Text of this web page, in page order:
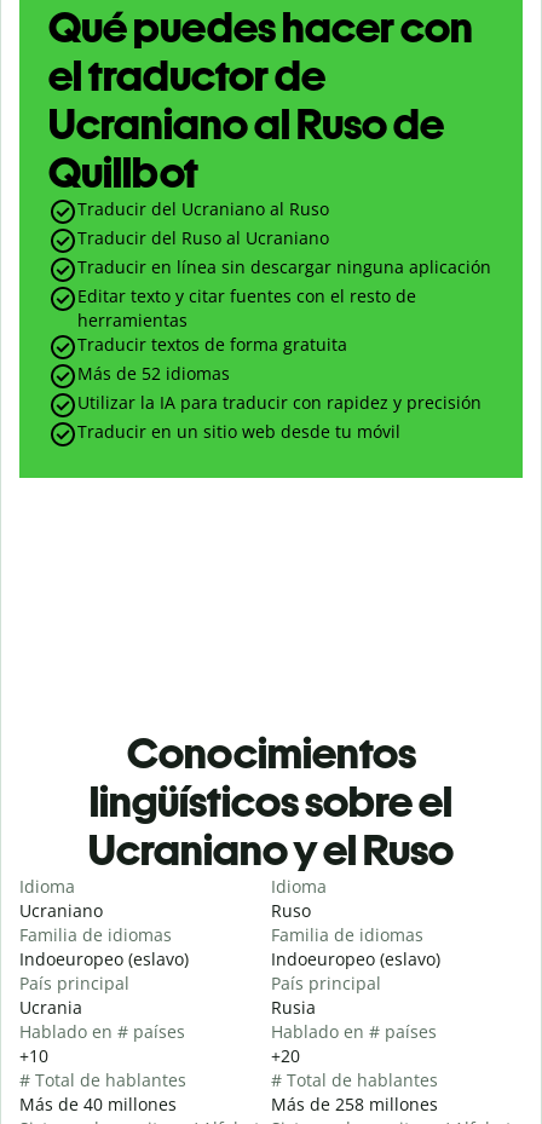
Qué puedes hacer con
el traductor de
Ucraniano al Ruso de
Quillbot
Traducir del Ucraniano al Ruso
Traducir del Ruso al Ucraniano
Traducir en línea sin descargar ninguna aplicación
Editar texto y citar fuentes con el resto de
herramientas
Traducir textos de forma gratuita
Más de 52 idiomas
Utilizar la IA para traducir con rapidez y precisión
Traducir en un sitio web desde tu móvil
Conocimientos
lingüísticos sobre el
Ucraniano y el Ruso
Idioma
Ucraniano
Familia de idiomas
Indoeuropeo (eslavo)
País principal
Ucrania
Hablado en # países
+10
# Total de hablantes
Más de 40 millones
Idioma
Ruso
Familia de idiomas
Indoeuropeo (eslavo)
País principal
Rusia
Hablado en # países
+20
# Total de hablantes
Más de 258 millones